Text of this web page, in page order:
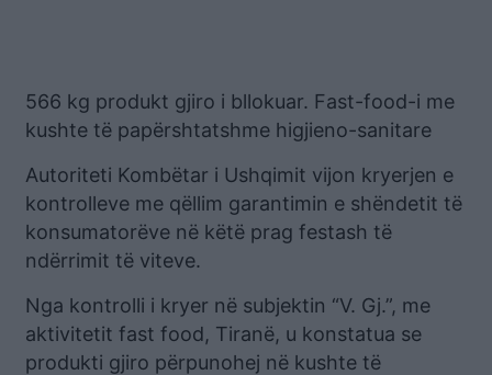
566 kg produkt gjiro i bllokuar. Fast-food-i me
kushte të papërshtatshme higjieno-sanitare
Autoriteti Kombëtar i Ushqimit vijon kryerjen e
kontrolleve me qëllim garantimin e shëndetit të
konsumatorëve në këtë prag festash të
ndërrimit të viteve.
Nga kontrolli i kryer në subjektin “V. Gj.”, me
aktivitetit fast food, Tiranë, u konstatua se
produkti gjiro përpunohej në kushte të